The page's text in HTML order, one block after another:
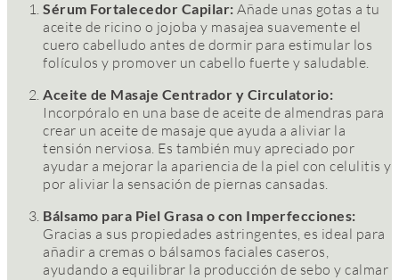
Sérum Fortalecedor Capilar: Añade unas gotas a tu
aceite de ricino o jojoba y masajea suavemente el
cuero cabelludo antes de dormir para estimular los
folículos y promover un cabello fuerte y saludable.
Aceite de Masaje Centrador y Circulatorio:
Incorpóralo en una base de aceite de almendras para
crear un aceite de masaje que ayuda a aliviar la
tensión nerviosa. Es también muy apreciado por
ayudar a mejorar la apariencia de la piel con celulitis y
por aliviar la sensación de piernas cansadas.
Bálsamo para Piel Grasa o con Imperfecciones:
Gracias a sus propiedades astringentes, es ideal para
añadir a cremas o bálsamos faciales caseros,
ayudando a equilibrar la producción de sebo y calmar